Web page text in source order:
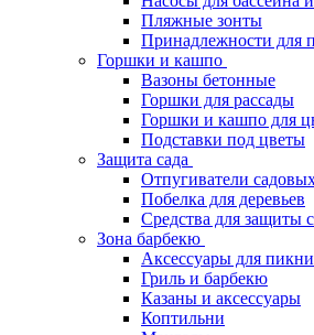
Пляжные зонты
Принадлежности для
Горшки и кашпо
Вазоны бетонные
Горшки для рассады
Горшки и кашпо для
Подставки под цветы
Защита сада
Отпугиватели
Побелка для деревьев
Средства для защиты
Зона барбекю
Аксессуары для
Гриль и барбекю
Казаны и аксессуары
Коптильни